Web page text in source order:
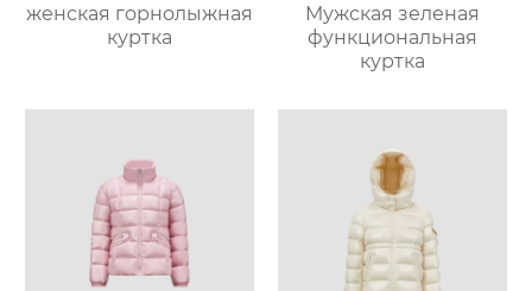
женская горнолыжная
куртка
Мужская зеленая
функциональная
куртка